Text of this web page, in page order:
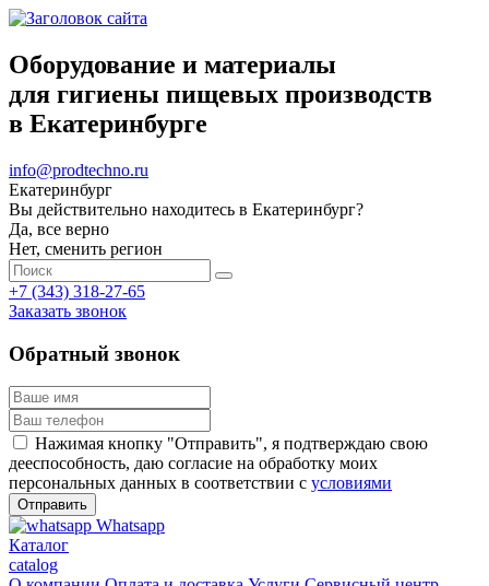
Оборудование и материалы
для гигиены пищевых производств
в Екатеринбурге
info@prodtechno.ru
Екатеринбург
Вы действительно находитесь в Екатеринбург?
Да, все верно
Нет, сменить регион
+7 (343) 318-27-65
Заказать звонок
Обратный звонок
Нажимая кнопку "Отправить", я подтверждаю свою
дееспособность, даю согласие на обработку моих
персональных данных в соответствии с условиями
Whatsapp
Каталог
catalog